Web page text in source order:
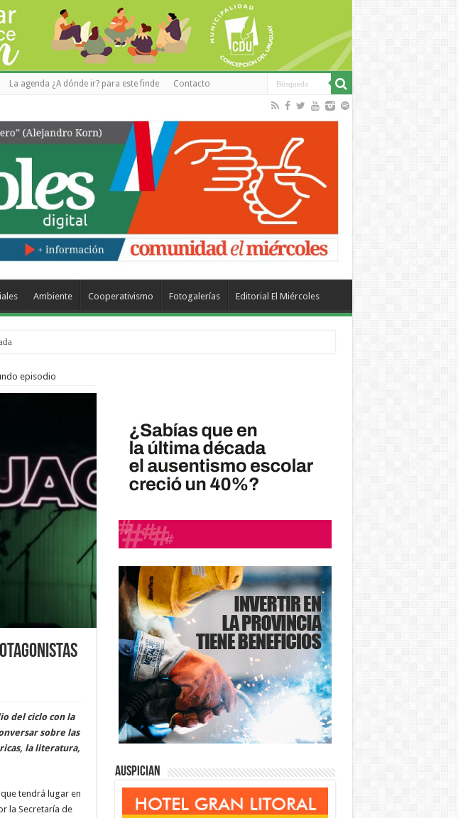
La agenda ¿A dónde ir? para este finde Contacto
Ambiente Cooperativismo Fotogalerías Editorial El Miércoles
finde
episodio
del ciclo con la
sobre las
la literatura,
tendrá lugar en
la Secretaría de
Auspician